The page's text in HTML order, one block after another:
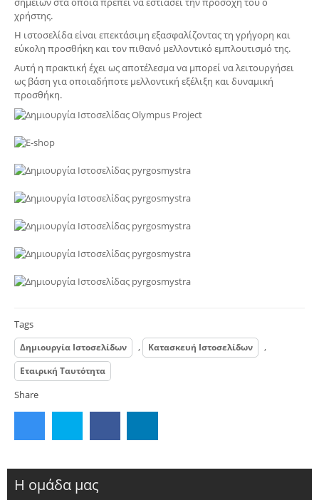
χρήστης.
Η ιστοσελίδα είναι επεκτάσιμη εξασφαλίζοντας τη γρήγορη και
εύκολη προσθήκη και τον πιθανό μελλοντικό εμπλουτισμό της.
Αυτή η πρακτική έχει ως αποτέλεσμα να μπορεί να λειτουργήσει
ως βάση για οποιαδήποτε μελλοντική εξέλιξη και δυναμική
προσθήκη.
Tags
Δημιουργία Ιστοσελίδων , Κατασκευή Ιστοσελίδων ,
Εταιρική Ταυτότητα
Share
Η ομάδα μας